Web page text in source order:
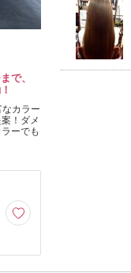
で、
カラー
！ダメ
ーでも